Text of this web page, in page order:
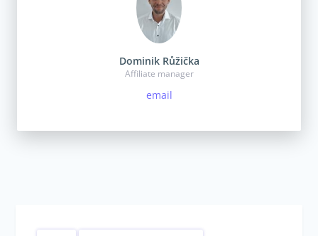
Dominik Růžička
Affiliate manager
email